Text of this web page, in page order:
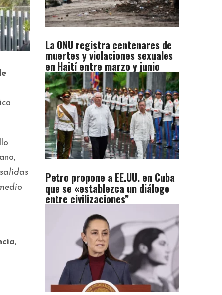
,
La ONU registra centenares de
muertes y violaciones sexuales
en Haití entre marzo y junio
Petro propone a EE.UU. en Cuba
que se «establezca un diálogo
entre civilizaciones”